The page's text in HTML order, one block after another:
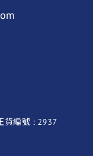
貨編號 : 2937